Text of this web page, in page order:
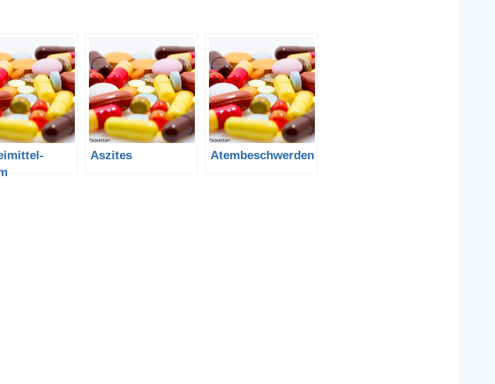
Aszites Atembeschwerden